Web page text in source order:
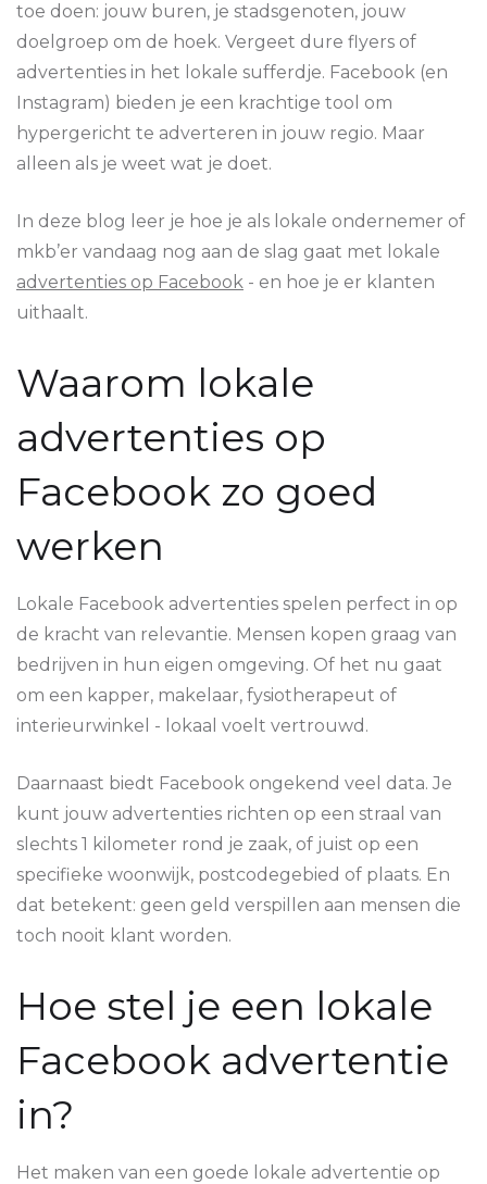
toe doen: jouw buren, je stadsgenoten, jouw
doelgroep om de hoek. Vergeet dure flyers of
advertenties in het lokale sufferdje. Facebook (en
Instagram) bieden je een krachtige tool om
hypergericht te adverteren in jouw regio. Maar
alleen als je weet wat je doet.
In deze blog leer je hoe je als lokale ondernemer of
mkb’er vandaag nog aan de slag gaat met lokale
advertenties op Facebook - en hoe je er klanten
uithaalt.
Waarom lokale
advertenties op
Facebook zo goed
werken
Lokale Facebook advertenties spelen perfect in op
de kracht van relevantie. Mensen kopen graag van
bedrijven in hun eigen omgeving. Of het nu gaat
om een kapper, makelaar, fysiotherapeut of
interieurwinkel - lokaal voelt vertrouwd.
Daarnaast biedt Facebook ongekend veel data. Je
kunt jouw advertenties richten op een straal van
slechts 1 kilometer rond je zaak, of juist op een
specifieke woonwijk, postcodegebied of plaats. En
dat betekent: geen geld verspillen aan mensen die
toch nooit klant worden.
Hoe stel je een lokale
Facebook advertentie
in?
Het maken van een goede lokale advertentie op